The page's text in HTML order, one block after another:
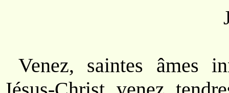
Venez, saintes âmes